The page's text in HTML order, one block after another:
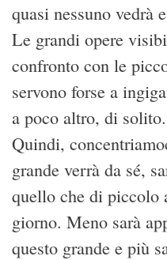
quasi nessuno vedrà
Le grandi opere
confronto con le
servono forse a
a poco altro, di solito.
Quindi,
grande verrà da sé,
quello che di piccolo
giorno. Meno sarà
questo grande e più